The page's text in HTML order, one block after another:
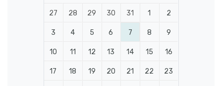
27 28 29 30 31 1 2
3 4 5 6 7 8 9
10 11 12 13 14 15 16
17 18 19 20 21 22 23